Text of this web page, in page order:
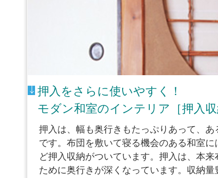
押入をさらに使いやすく！
モダン和室のインテリア［押入
押入は、幅も奥行きもたっぷりあって、
です。布団を敷いて寝る機会のある和室
ど押入収納がついています。押入は、本
ために奥行きが深くなっています。収納